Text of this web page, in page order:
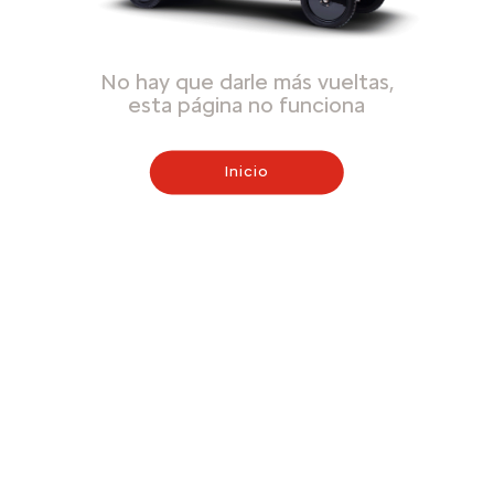
No hay que darle más vueltas,
esta página no funciona
Inicio